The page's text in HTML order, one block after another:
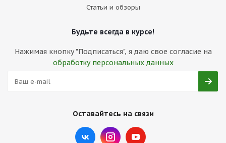
Статьи и обзоры
Будьте всегда в курсе!
Нажимая кнопку "Подписаться", я даю свое согласие на
обработку персональных данных
Оставайтесь на связи